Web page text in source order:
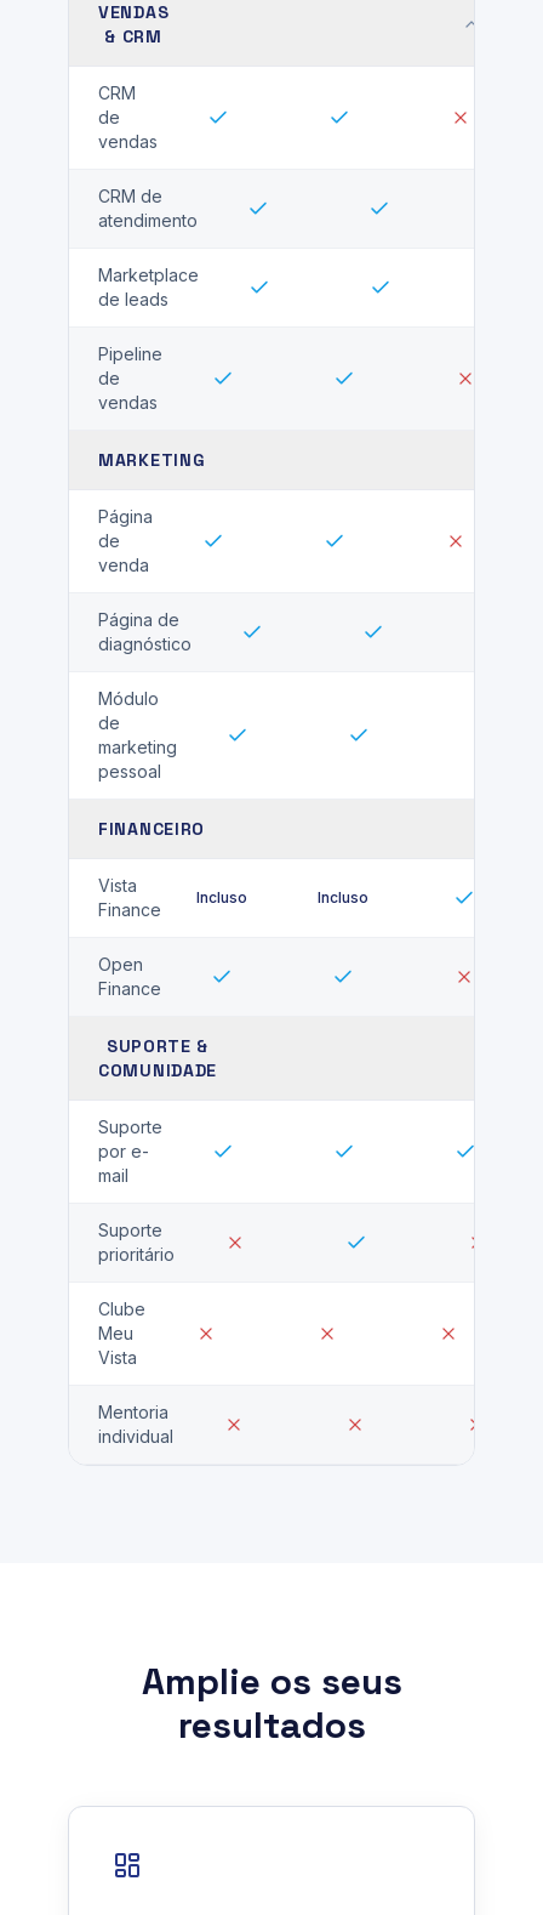
VENDAS
& CRM
CRM
de
vendas
CRM de
atendimento
Marketplace
de leads
Pipeline
de
vendas
MARKETING
Página
de
venda
Página de
diagnóstico
Módulo
de
marketing
pessoal
FINANCEIRO
Vista
Finance
Incluso Incluso
Open
Finance
SUPORTE &
COMUNIDADE
Suporte
por e-
mail
Suporte
prioritário
Clube
Meu
Vista
Mentoria
individual
Amplie os seus
resultados